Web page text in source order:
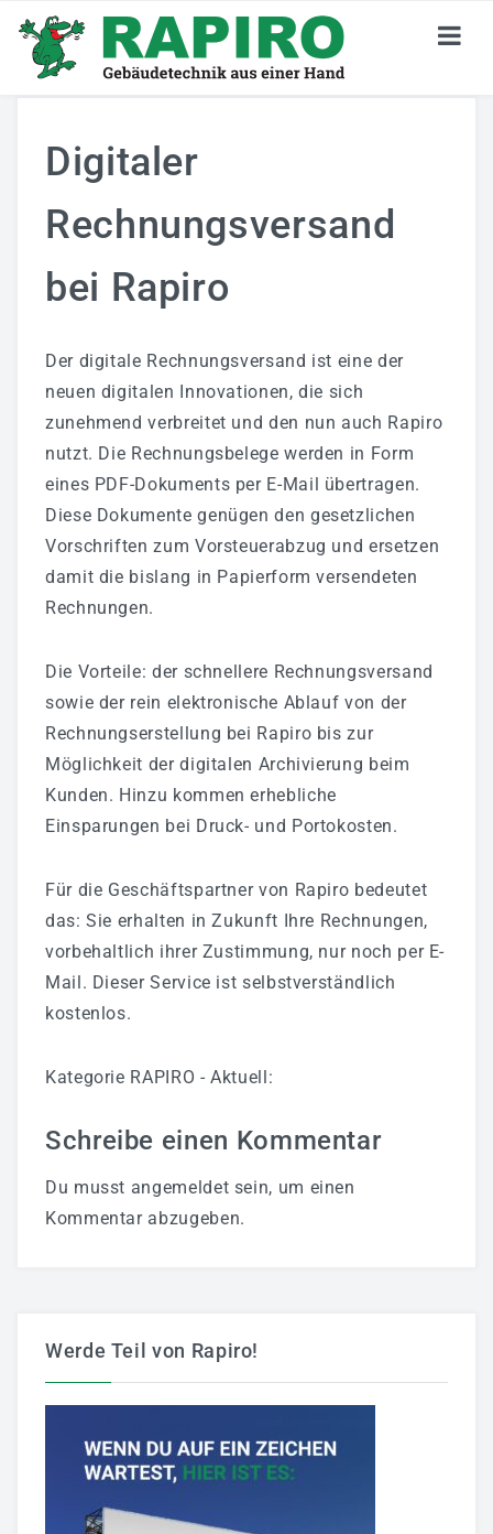
Stellenangebote
Jetzt Bewerben
Deine Perspektiven
Wir Sind RAPIRO
GEBÄUDETECHNIK
Badmodernisierung - Bäder Zum Wohlfühlen!
Fliesenverlegung - Wir Können Auch Fliese!
Heizung - Energiekosten Sparen
Elektrotechnik - Wir Stehen Unter Spannung!
Wartung/Inspektion & 24h Notdienst
Gewerbekunden
Sanitärtechnik
Lüftungstechnik
Plasma-Raumluftreiniger
Haustechnikservice
SCHALTANLAGENBAU
Ansprechpartner
Kontakt
Über RAPIRO
Aktuelles
Bildergalerie
Digitaler
Rechnungsversand
bei Rapiro
Der digitale Rechnungsversand ist eine der
neuen digitalen Innovationen, die sich
zunehmend verbreitet und den nun auch Rapiro
nutzt. Die Rechnungsbelege werden in Form
eines PDF-Dokuments per E-Mail übertragen.
Diese Dokumente genügen den gesetzlichen
Vorschriften zum Vorsteuerabzug und ersetzen
damit die bislang in Papierform versendeten
Rechnungen.
Die Vorteile: der schnellere Rechnungsversand
sowie der rein elektronische Ablauf von der
Rechnungserstellung bei Rapiro bis zur
Möglichkeit der digitalen Archivierung beim
Kunden. Hinzu kommen erhebliche
Einsparungen bei Druck- und Portokosten.
Für die Geschäftspartner von Rapiro bedeutet
das: Sie erhalten in Zukunft Ihre Rechnungen,
vorbehaltlich ihrer Zustimmung, nur noch per E-
Mail. Dieser Service ist selbstverständlich
kostenlos.
Kategorie RAPIRO - Aktuell:
Schreibe einen Kommentar
Du musst angemeldet sein, um einen
Kommentar abzugeben.
Werde Teil von Rapiro!